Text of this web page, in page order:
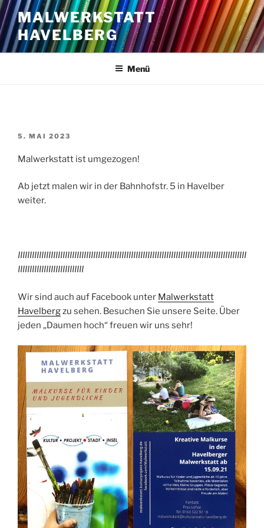
Zum
Inhalt
springen
MALWERKSTATT
HAVELBERG
Menü
VERÖFFENTLICHT
5. MAI 2023
Malwerkstatt ist umgezogen!
Ab jetzt malen wir in der Bahnhofstr. 5 in Havelber
weiter.
IIIIIIIIIIIIIIIIIIIIIIIIIIIIIIIIIIIIIIIIIIIIIIIIIIIIIIIIIIIIIIIIIIIIIIIIIIIIIIIIIIIIIIIIIIIIIIIII
IIIIIIIIIIIIIIIIIIIIIIIIIIII
Wir sind auch auf Facebook unter Malwerkstatt
Havelbergzu sehen. Besuchen Sie unsere Seite. Über
jeden „Daumen hoch“ freuen wir uns sehr!